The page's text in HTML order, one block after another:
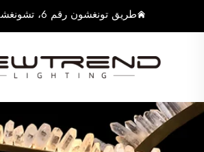
طريق تونغشون رقم 6، تشونغشان، قوانغدونغ، الصين